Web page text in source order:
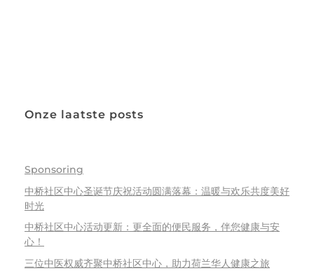
Onze laatste posts
Sponsoring
中桥社区中心圣诞节庆祝活动圆满落幕：温暖与欢乐共度美好
时光
中桥社区中心活动更新：更全面的便民服务，伴您健康与安
心！
三位中医权威齐聚中桥社区中心，助力荷兰华人健康之旅